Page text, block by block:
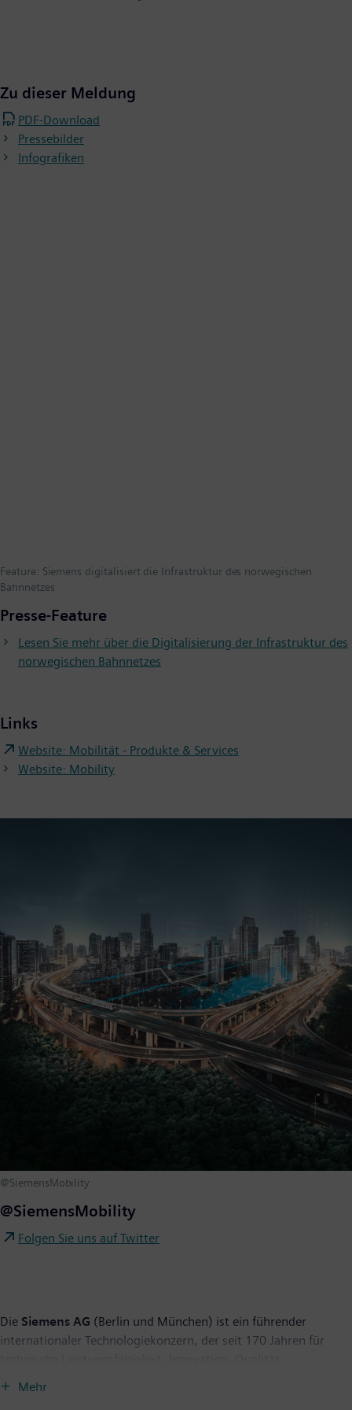
Zu dieser Meldung
PDF-Download
Pressebilder
Infografiken
Feature: Siemens digitalisiert die Infrastruktur des norwegischen
Bahnnetzes
Presse-Feature
Lesen Sie mehr über die Digitalisierung der Infrastruktur des
norwegischen Bahnnetzes
Links
Website: Mobilität - Produkte & Services
Website: Mobility
@SiemensMobility
@SiemensMobility
Folgen Sie uns auf Twitter
Die Siemens AG (Berlin und München) ist ein führender
internationaler Technologiekonzern, der seit 170 Jahren für
Mehr